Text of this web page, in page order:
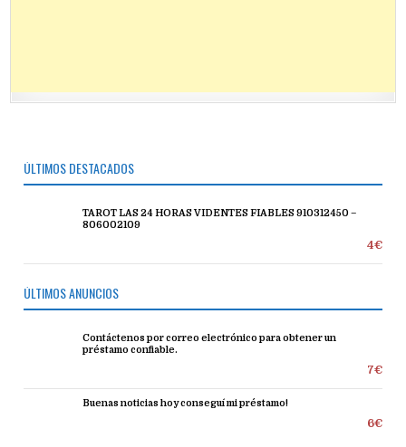
ÚLTIMOS DESTACADOS
TAROT LAS 24 HORAS VIDENTES FIABLES 910312450 –
806002109
4€
ÚLTIMOS ANUNCIOS
Contáctenos por correo electrónico para obtener un
préstamo confiable.
7€
Buenas noticias hoy conseguí mi préstamo!
6€